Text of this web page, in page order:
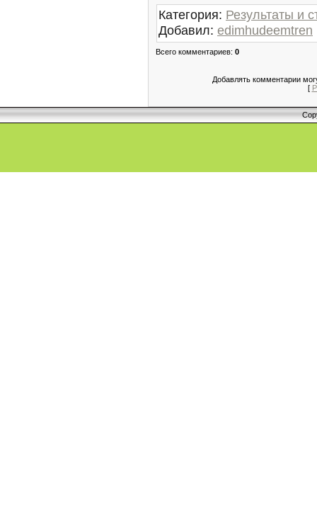
Категория: Результаты и
Добавил: edimhudeemtren
Всего комментариев: 0
Добавлять комментарии
[